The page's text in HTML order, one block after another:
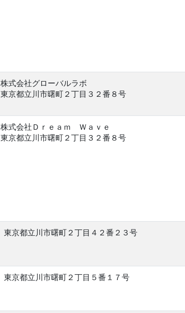
株式会社グローバルラボ
東京都立川市曙町２丁目３２番８号
株式会社Ｄｒｅａｍ Ｗａｖｅ
東京都立川市曙町２丁目３２番８号
東京都立川市曙町２丁目４２番２３号
東京都立川市曙町２丁目５番１７号